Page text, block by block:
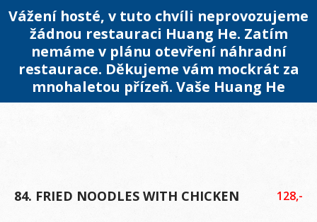
Vážení hosté, v tuto chvíli neprovozujeme
žádnou restauraci Huang He. Zatím
nemáme v plánu otevření náhradní
restaurace. Děkujeme vám mockrát za
mnohaletou přízeň. Vaše Huang He
84. FRIED NOODLES WITH CHICKEN 128,-